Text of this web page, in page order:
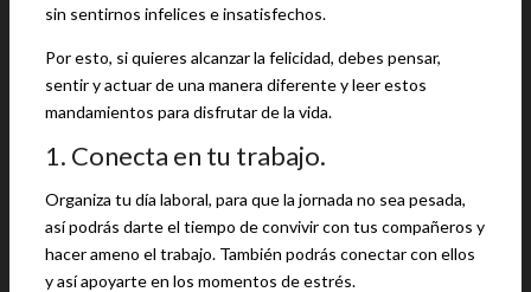
sin sentirnos infelices e insatisfechos.
Por esto, si quieres alcanzar la felicidad, debes pensar,
sentir y actuar de una manera diferente y leer estos
mandamientos para disfrutar de la vida.
1. Conecta en tu trabajo.
Organiza tu día laboral, para que la jornada no sea pesada,
así podrás darte el tiempo de convivir con tus compañeros y
hacer ameno el trabajo. También podrás conectar con ellos
y así apoyarte en los momentos de estrés.